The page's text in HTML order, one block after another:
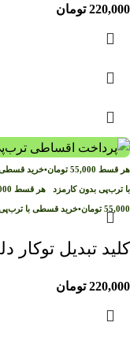
220,000 تومان
هر قسط 55,000 تومان•خرید قسطی
با ترب‌پی بدون کارمزد هر قسط
55,000 تومان•خرید قسطی با
کلید تبدیل توکار
220,000 تومان